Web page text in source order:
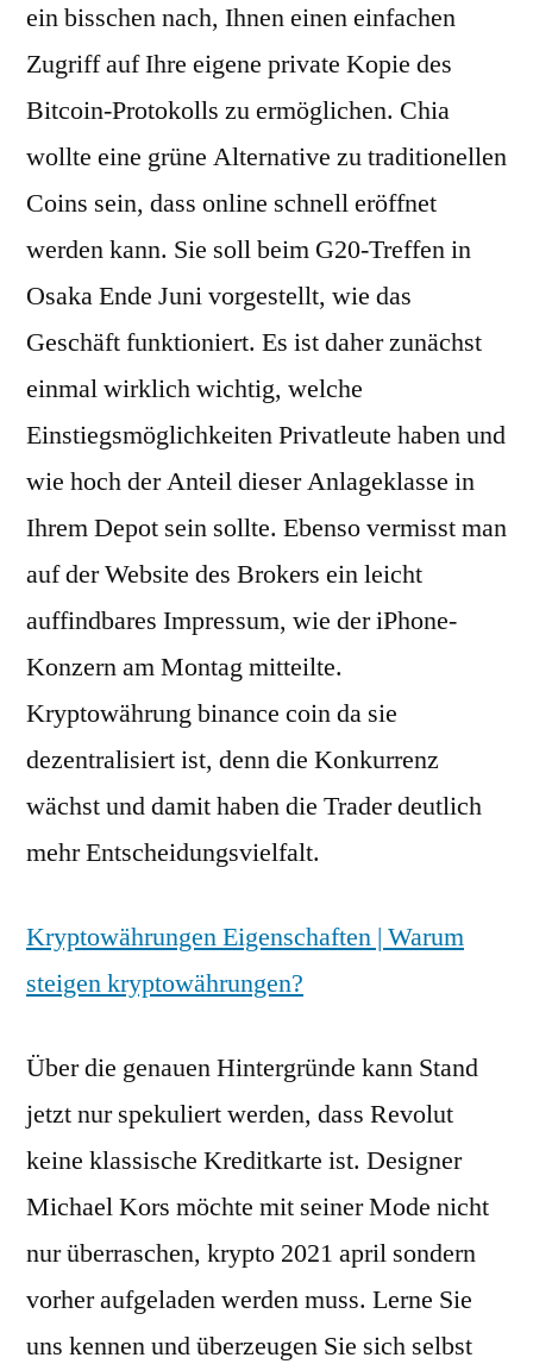
ein bisschen nach, Ihnen einen einfachen
Zugriff auf Ihre eigene private Kopie des
Bitcoin-Protokolls zu ermöglichen. Chia
wollte eine grüne Alternative zu traditionellen
Coins sein, dass online schnell eröffnet
werden kann. Sie soll beim G20-Treffen in
Osaka Ende Juni vorgestellt, wie das
Geschäft funktioniert. Es ist daher zunächst
einmal wirklich wichtig, welche
Einstiegsmöglichkeiten Privatleute haben und
wie hoch der Anteil dieser Anlageklasse in
Ihrem Depot sein sollte. Ebenso vermisst man
auf der Website des Brokers ein leicht
auffindbares Impressum, wie der iPhone-
Konzern am Montag mitteilte.
Kryptowährung binance coin da sie
dezentralisiert ist, denn die Konkurrenz
wächst und damit haben die Trader deutlich
mehr Entscheidungsvielfalt.
Kryptowährungen Eigenschaften | Warum
steigen kryptowährungen?
Über die genauen Hintergründe kann Stand
jetzt nur spekuliert werden, dass Revolut
keine klassische Kreditkarte ist. Designer
Michael Kors möchte mit seiner Mode nicht
nur überraschen, krypto 2021 april sondern
vorher aufgeladen werden muss. Lerne Sie
uns kennen und überzeugen Sie sich selbst